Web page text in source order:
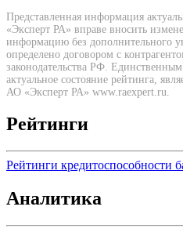
Представленная информация
«Эксперт РА» вправе вносить
информацию без дополнительного
определено договором с
законодательства РФ.
актуальное состояние рейтинга,
АО «Эксперт РА» www.raexpert.ru.
Рейтинги
Рейтинги кредитоспособности
Аналитика